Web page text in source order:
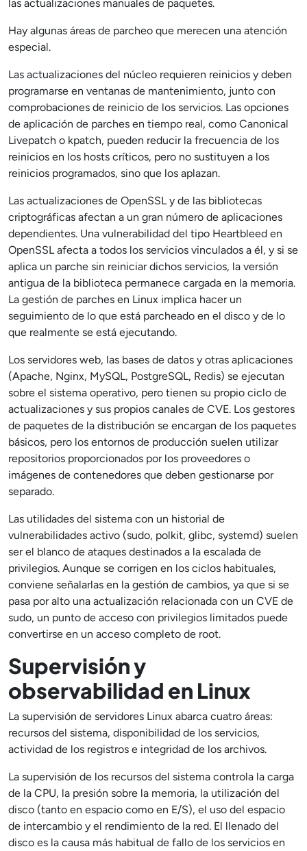
las actualizaciones manuales de paquetes.
Hay algunas áreas de parcheo que merecen una atención
especial.
Las actualizaciones del núcleo requieren reinicios y deben
programarse en ventanas de mantenimiento, junto con
comprobaciones de reinicio de los servicios. Las opciones
de aplicación de parches en tiempo real, como Canonical
Livepatch o kpatch, pueden reducir la frecuencia de los
reinicios en los hosts críticos, pero no sustituyen a los
reinicios programados, sino que los aplazan.
Las actualizaciones de OpenSSL y de las bibliotecas
criptográficas afectan a un gran número de aplicaciones
dependientes. Una vulnerabilidad del tipo Heartbleed en
OpenSSL afecta a todos los servicios vinculados a él, y si se
aplica un parche sin reiniciar dichos servicios, la versión
antigua de la biblioteca permanece cargada en la memoria.
La gestión de parches en Linux implica hacer un
seguimiento de lo que está parcheado en el disco y de lo
que realmente se está ejecutando.
Los servidores web, las bases de datos y otras aplicaciones
(Apache, Nginx, MySQL, PostgreSQL, Redis) se ejecutan
sobre el sistema operativo, pero tienen su propio ciclo de
actualizaciones y sus propios canales de CVE. Los gestores
de paquetes de la distribución se encargan de los paquetes
básicos, pero los entornos de producción suelen utilizar
repositorios proporcionados por los proveedores o
imágenes de contenedores que deben gestionarse por
separado.
Las utilidades del sistema con un historial de
vulnerabilidades activo (sudo, polkit, glibc, systemd) suelen
ser el blanco de ataques destinados a la escalada de
privilegios. Aunque se corrigen en los ciclos habituales,
conviene señalarlas en la gestión de cambios, ya que si se
pasa por alto una actualización relacionada con un CVE de
sudo, un punto de acceso con privilegios limitados puede
convertirse en un acceso completo de root.
Supervisión y
observabilidad en Linux
La supervisión de servidores Linux abarca cuatro áreas:
recursos del sistema, disponibilidad de los servicios,
actividad de los registros e integridad de los archivos.
La supervisión de los recursos del sistema controla la carga
de la CPU, la presión sobre la memoria, la utilización del
disco (tanto en espacio como en E/S), el uso del espacio
de intercambio y el rendimiento de la red. El llenado del
disco es la causa más habitual de fallo de los servicios en